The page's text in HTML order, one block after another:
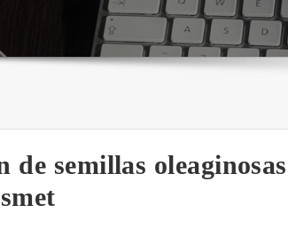
semillas